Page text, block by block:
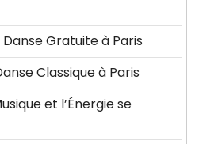
Gratuite à Paris
Classique à Paris
et l’Énergie se